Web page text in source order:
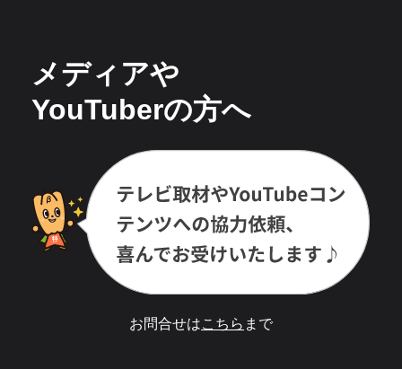
メディアや
YouTuberの方へ
お問合せはこちら まで